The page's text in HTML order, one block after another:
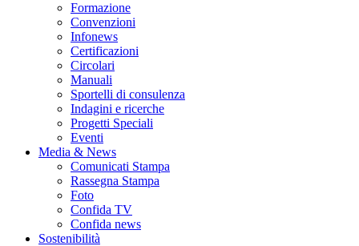
Formazione
Convenzioni
Infonews
Certificazioni
Circolari
Manuali
Sportelli di consulenza
Indagini e ricerche
Progetti Speciali
Eventi
Media & News
Comunicati Stampa
Rassegna Stampa
Foto
Confida TV
Confida news
Sostenibilità